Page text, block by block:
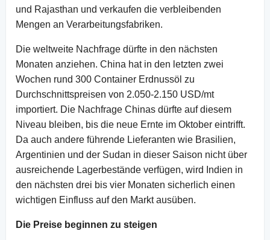
und Rajasthan und verkaufen die verbleibenden
Mengen an Verarbeitungsfabriken.
Die weltweite Nachfrage dürfte in den nächsten
Monaten anziehen. China hat in den letzten zwei
Wochen rund 300 Container Erdnussöl zu
Durchschnittspreisen von 2.050-2.150 USD/mt
importiert. Die Nachfrage Chinas dürfte auf diesem
Niveau bleiben, bis die neue Ernte im Oktober eintrifft.
Da auch andere führende Lieferanten wie Brasilien,
Argentinien und der Sudan in dieser Saison nicht über
ausreichende Lagerbestände verfügen, wird Indien in
den nächsten drei bis vier Monaten sicherlich einen
wichtigen Einfluss auf den Markt ausüben.
Die Preise beginnen zu steigen